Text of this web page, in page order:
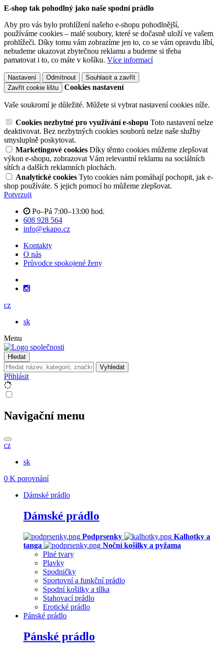
E-shop tak pohodlný jako naše spodní prádlo
Aby pro vás bylo prohlížení našeho e-shopu pohodlnější,
používáme cookies – malé soubory, které se dočasně uloží ve vašem
prohlížeči. Díky tomu vám zobrazíme jen to, co se vám opravdu líbí,
nebudeme ukazovat zbytečnou reklamu a budeme si třeba
pamatovat i to, co máte v košíku. Více informací
Nastavení Odmítnout
Souhlasit a zavřít
Zavřít cookie lištu
Cookies nastavení
Vaše soukromí je důležité. Můžete si vybrat nastavení cookies níže.
Cookies nezbytné pro využívání e-shopu Toto nastavení nelze
deaktivovat. Bez nezbytných cookies souborů nelze naše služby
smysluplně poskytovat.
Marketingové cookies Díky těmto cookies můžeme zlepšovat
výkon e-shopu, zobrazovat Vám relevantní reklamu na sociálních
sítích a dalších reklamních plochách.
Analytické cookies Tyto cookies nám pomáhají pochopit, jak e-
shop používáte. S jejich pomocí ho můžeme zlepšovat.
Potvrzuji
Po–Pá 7:00–13:00 hod.
608 928 564
info@ekapo.cz
Kontakty
O nás
Průvodce spokojené ženy
cz
sk
Menu
Hledat
Vyhledat
Přihlásit
Navigační menu
cz
sk
0 K porovnání
Dámské prádlo
Dámské prádlo
Podprsenky
Kalhotky a
tanga
Noční košilky a pyžama
Plné tvary
Plavky
Spodničky
Sportovní a funkční prádlo
Spodní košilky a tílka
Stahovací prádlo
Erotické prádlo
Pánské prádlo
Pánské prádlo